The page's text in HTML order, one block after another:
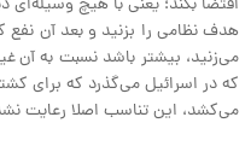
اقتضا بکند؛ یعنی با هیچ وسیله‌ای
هدف نظامی را بزنید و بعد آن
می‌زنید، بیشتر باشد نسبت به آن
که در اسرائیل می‌گذرد که برای
می‌کشد، این تناسب اصلا رعایت